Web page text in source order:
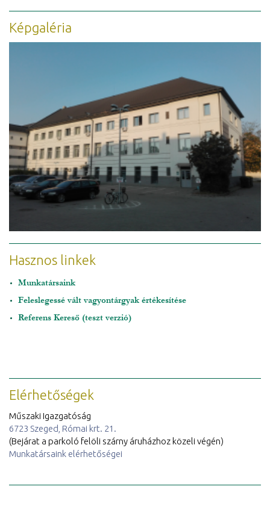
Képgaléria
Hasznos linkek
Munkatársaink
Feleslegessé vált vagyontárgyak értékesítése
Referens Kereső (teszt verzió)
Elérhetőségek
Műszaki Igazgatóság
6723 Szeged, Római krt. 21.
(Bejárat a parkoló felöli szárny áruházhoz közeli végén)
Munkatársaink elérhetőségei